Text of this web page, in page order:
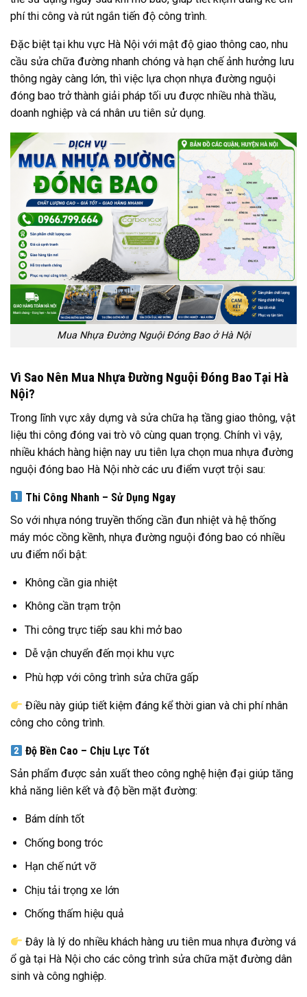
phí thi công và rút ngắn tiến độ công trình.
Đặc biệt tại khu vực Hà Nội với mật độ giao thông cao, nhu
cầu sửa chữa đường nhanh chóng và hạn chế ảnh hưởng lưu
thông ngày càng lớn, thì việc lựa chọn nhựa đường nguội
đóng bao trở thành giải pháp tối ưu được nhiều nhà thầu,
doanh nghiệp và cá nhân ưu tiên sử dụng.
Mua Nhựa Đường Nguội Đóng Bao ở Hà Nội
Vì Sao Nên Mua Nhựa Đường Nguội Đóng Bao Tại Hà
Nội?
Trong lĩnh vực xây dựng và sửa chữa hạ tầng giao thông, vật
liệu thi công đóng vai trò vô cùng quan trọng. Chính vì vậy,
nhiều khách hàng hiện nay ưu tiên lựa chọn mua nhựa đường
nguội đóng bao Hà Nội nhờ các ưu điểm vượt trội sau:
Thi Công Nhanh – Sử Dụng Ngay
So với nhựa nóng truyền thống cần đun nhiệt và hệ thống
máy móc cồng kềnh, nhựa đường nguội đóng bao có nhiều
ưu điểm nổi bật:
Không cần gia nhiệt
Không cần trạm trộn
Thi công trực tiếp sau khi mở bao
Dễ vận chuyển đến mọi khu vực
Phù hợp với công trình sửa chữa gấp
Điều này giúp tiết kiệm đáng kể thời gian và chi phí nhân
công cho công trình.
Độ Bền Cao – Chịu Lực Tốt
Sản phẩm được sản xuất theo công nghệ hiện đại giúp tăng
khả năng liên kết và độ bền mặt đường:
Bám dính tốt
Chống bong tróc
Hạn chế nứt vỡ
Chịu tải trọng xe lớn
Chống thấm hiệu quả
Đây là lý do nhiều khách hàng ưu tiên mua nhựa đường vá
ổ gà tại Hà Nội cho các công trình sửa chữa mặt đường dân
sinh và công nghiệp.